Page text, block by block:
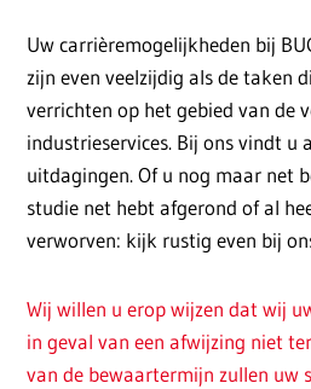
Uw carrièremogelijkheden bij
zijn even veelzijdig als de taken
verrichten op het gebied van de
industrieservices. Bij ons vindt u
uitdagingen. Of u nog maar net
studie net hebt afgerond of al
verworven: kijk rustig even bij
Wij willen u erop wijzen dat wij
in geval van een afwijzing niet
van de bewaartermijn zullen uw